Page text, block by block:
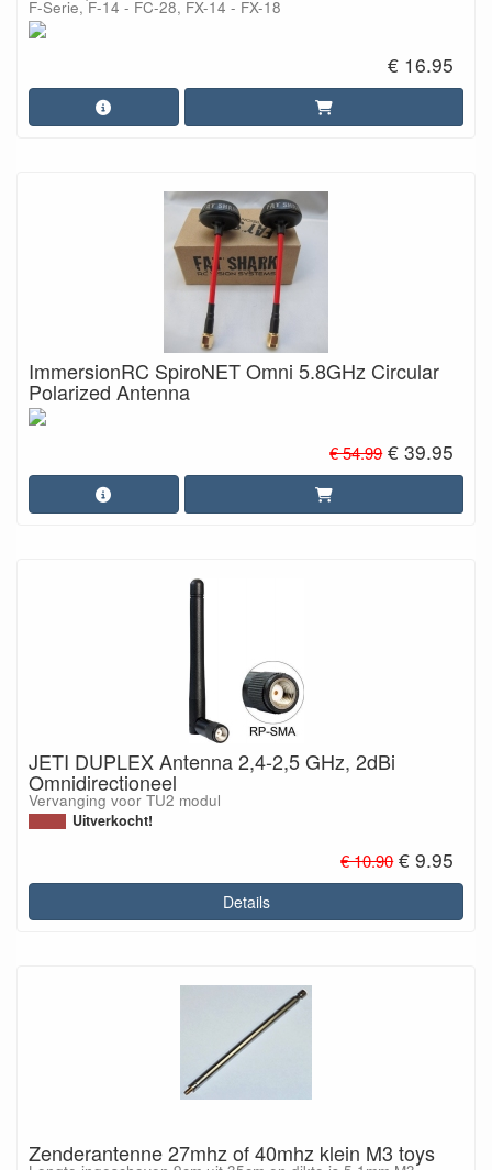
F-Serie, F-14 - FC-28, FX-14 - FX-18
€ 16.95
ImmersionRC SpiroNET Omni 5.8GHz Circular
Polarized Antenna
€ 54.99 € 39.95
JETI DUPLEX Antenna 2,4-2,5 GHz, 2dBi
Omnidirectioneel
Vervanging voor TU2 modul
Uitverkocht!
€ 10.90 € 9.95
Details
Zenderantenne 27mhz of 40mhz klein M3 toys